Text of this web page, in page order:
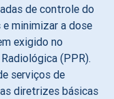
de controle do
minimizar a dose
exigido no
(PPR).
serviços de
diretrizes básicas